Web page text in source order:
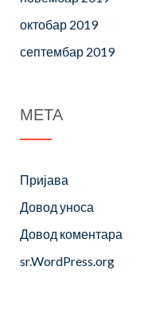
октобар 2019
септембар 2019
МЕТА
Пријава
Довод уноса
Довод коментара
sr.WordPress.org